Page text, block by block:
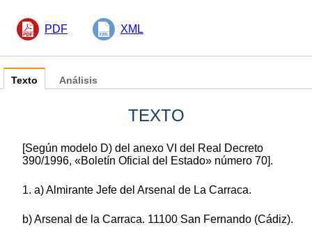
PDF XML
Texto
TEXTO
[Según modelo D) del anexo VI del Real Decreto
390/1996, «Boletín Oficial del Estado» número 70].
1. a) Almirante Jefe del Arsenal de La Carraca.
b) Arsenal de la Carraca. 11100 San Fernando (Cádiz).
Análisis